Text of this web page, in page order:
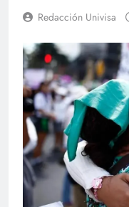
Redacción Univisa